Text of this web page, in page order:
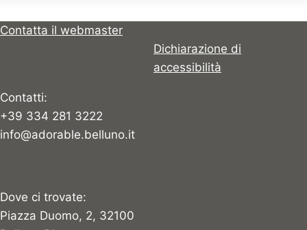
Contatta il webmaster
Dichiarazione di
accessibilità
Contatti:
+39 334 281 3222
info@adorable.belluno.it
Dove ci trovate:
Piazza Duomo, 2, 32100